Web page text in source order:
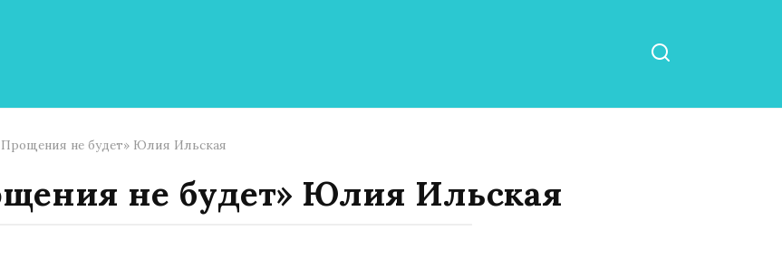
Прощения не будет» Юлия Ильская
не будет» Юлия Ильская